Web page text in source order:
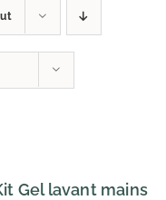
Gel lavant mains